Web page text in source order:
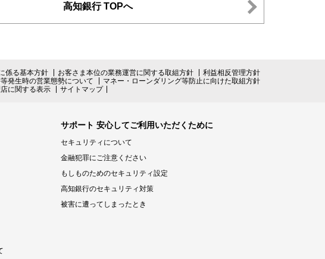
高知銀行 TOPへ
係る基本方針 お客さま本位の業務運営に関する取組方針
利益相反管理方針
発生時の営業態勢について
マネー・ローンダリング等防止に向けた取組方針
に関する表示 サイトマップ
サポート 安心してご利用いただくために
セキュリティについて
金融犯罪にご注意ください
もしものためのセキュリティ設定
高知銀行のセキュリティ対策
被害に遭ってしまったとき